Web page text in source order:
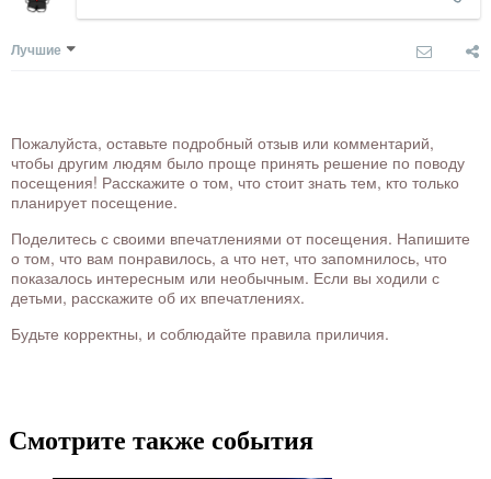
Лучшие
Пожалуйста, оставьте подробный отзыв или комментарий,
чтобы другим людям было проще принять решение по поводу
посещения! Расскажите о том, что стоит знать тем, кто только
планирует посещение.
Поделитесь с своими впечатлениями от посещения. Напишите
о том, что вам понравилось, а что нет, что запомнилось, что
показалось интересным или необычным. Если вы ходили с
детьми, расскажите об их впечатлениях.
Будьте корректны, и соблюдайте правила приличия.
Смотрите также события